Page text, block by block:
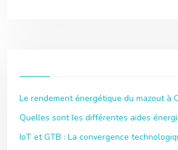
Le rendement énergétique du mazout à
Quelles sont les différentes aides
IoT et GTB : La convergence